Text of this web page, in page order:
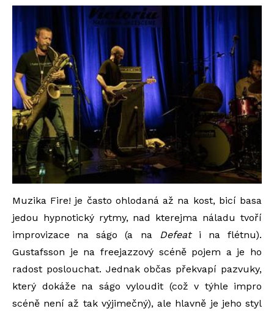
Muzika Fire! je často ohlodaná až na kost, bicí basa
jedou hypnotický rytmy, nad kterejma náladu tvoří
improvizace na ságo (a na Defeati na flétnu).
Gustafsson je na freejazzový scéně pojem a je ho
radost poslouchat. Jednak občas překvapí pazvuky,
který dokáže na ságo vyloudit (což v týhle impro
scéně není až tak výjimečný), ale hlavně je jeho styl